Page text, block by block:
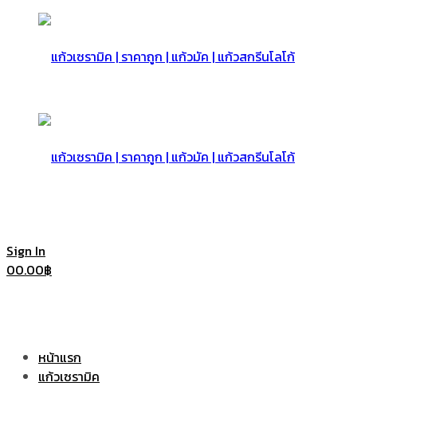
Sign In
00.00฿
หน้าแรก
แก้วเซรามิค